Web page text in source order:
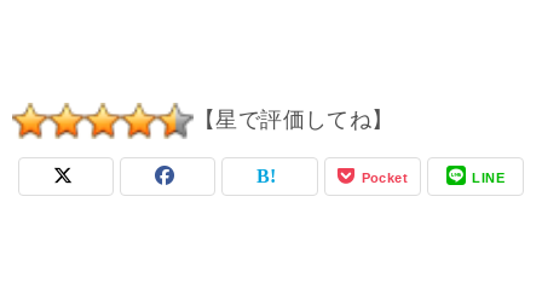
【星で評価してね】
Pocket LINE